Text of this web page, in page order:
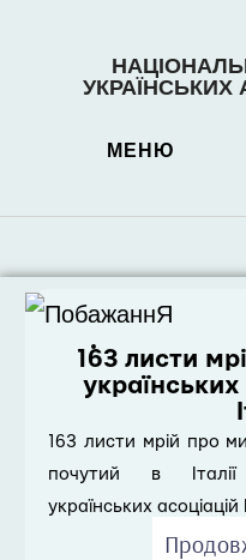
УКРАЇНСЬКИХ
МЕНЮ
163 листи
163 листи мрій про
почутий в Італії
українських